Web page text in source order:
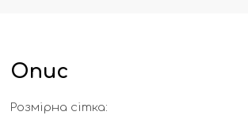
Опис
Розмірна сітка: